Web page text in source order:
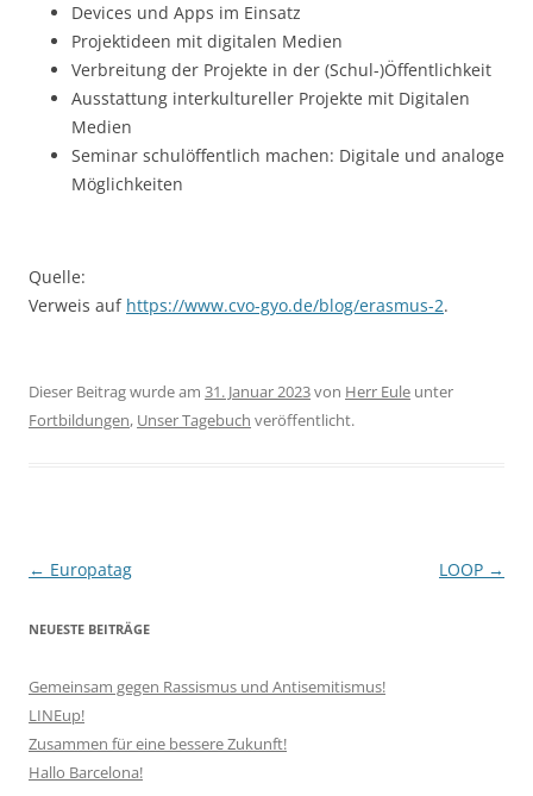
Devices und Apps im Einsatz
Projektideen mit digitalen Medien
Verbreitung der Projekte in der (Schul-)Öffentlichkeit
Ausstattung interkultureller Projekte mit Digitalen
Medien
Seminar schulöffentlich machen: Digitale und analoge
Möglichkeiten
Quelle:
Verweis auf https://www.cvo-gyo.de/blog/erasmus-2.
Dieser Beitrag wurde am 31. Januar 2023von Herr Eule unter
Fortbildungen, Unser Tagebuch veröffentlicht.
Beitragsnavigation
← Europatag LOOP →
NEUESTE BEITRÄGE
Gemeinsam gegen Rassismus und Antisemitismus!
LINEup!
Zusammen für eine bessere Zukunft!
Hallo Barcelona!